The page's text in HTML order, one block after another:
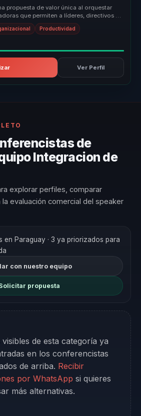
propuesta de valor única al orquestar
que permiten a líderes, directivos y
Productividad
Ver Perfil
de
Integracion de
explorar perfiles, comparar
evaluación comercial del speaker
en Paraguay · 3 ya priorizados para
con nuestro equipo
propuesta
de esta categoría ya
en los conferencistas
de arriba. Recibir
por WhatsApp si quieres
más alternativas.